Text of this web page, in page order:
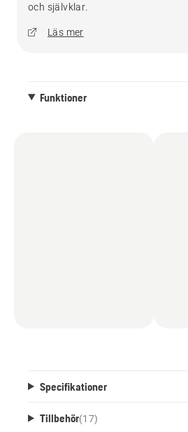
och självklar.
Läs mer
Funktioner
Specifikationer
Tillbehör(17)